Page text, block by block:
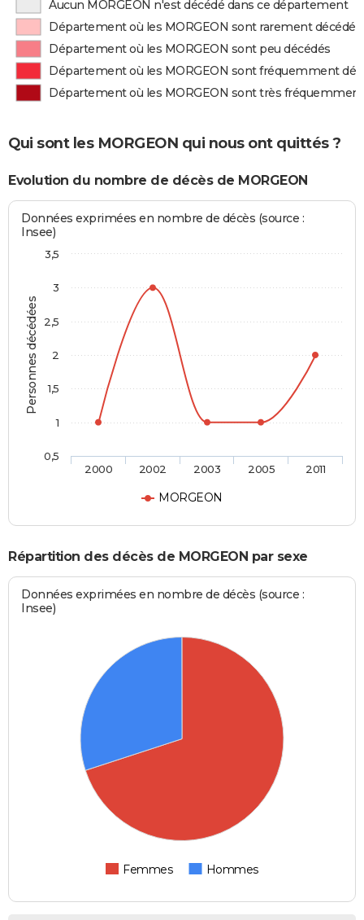
Aucun MORGEON n'est décédé dans ce département
Département où les MORGEON sont rarement décédés
Département où les MORGEON sont peu décédés
Département où les MORGEON sont fréquemment
Département où les MORGEON sont très
Qui sont les MORGEON qui nous ont quittés ?
Evolution du nombre de décès de MORGEON
Personnes décédées
Données exprimées en nombre de décès (source :
Insee)
MORGEON
2000 2002 2003 2005 2011
0,5
1
1,5
2
2,5
3
3,5
Répartition des décès de MORGEON par sexe
Données exprimées en nombre de décès (source :
Insee)
Femmes Hommes